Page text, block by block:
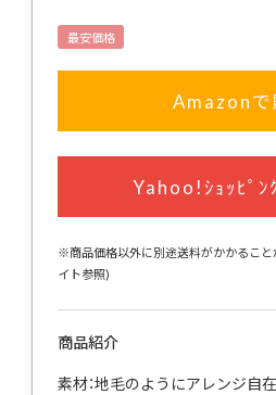
最安価格
Amazonで
Yahoo!ｼｮｯﾋﾟﾝ
※商品価格以外に別途送料がかかること
イト参照)
商品紹介
素材：地毛のようにアレンジ自